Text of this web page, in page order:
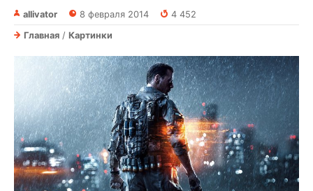
allivator 8 февраля 2014
4 452
Главная / Картинки